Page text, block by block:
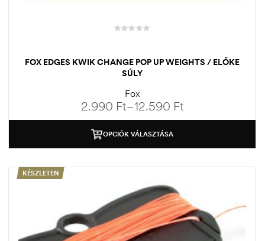
FOX EDGES KWIK CHANGE POP UP WEIGHTS / ELŐKE
SÚLY
Fox
2.990 Ft–12.590 Ft
OPCIÓK VÁLASZTÁSA
KÉSZLETEN